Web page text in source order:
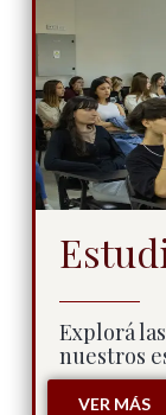
Explorá
nuestros
VER MÁS